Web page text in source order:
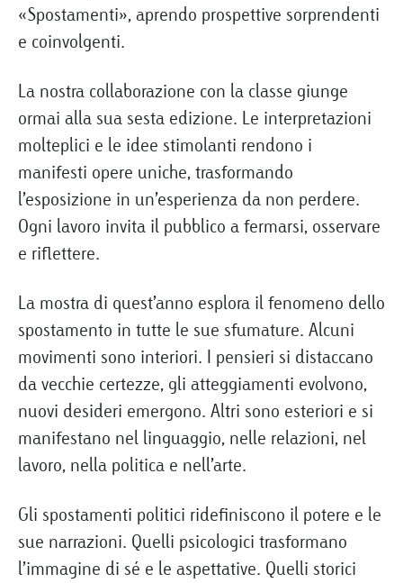
«Spostamenti», aprendo prospettive sorprendenti
e coinvolgenti.
La nostra collaborazione con la classe giunge
ormai alla sua sesta edizione. Le interpretazioni
molteplici e le idee stimolanti rendono i
manifesti opere uniche, trasformando
l’esposizione in un’esperienza da non perdere.
Ogni lavoro invita il pubblico a fermarsi, osservare
e riflettere.
La mostra di quest’anno esplora il fenomeno dello
spostamento in tutte le sue sfumature. Alcuni
movimenti sono interiori. I pensieri si distaccano
da vecchie certezze, gli atteggiamenti evolvono,
nuovi desideri emergono. Altri sono esteriori e si
manifestano nel linguaggio, nelle relazioni, nel
lavoro, nella politica e nell’arte.
Gli spostamenti politici ridefiniscono il potere e le
sue narrazioni. Quelli psicologici trasformano
l’immagine di sé e le aspettative. Quelli storici